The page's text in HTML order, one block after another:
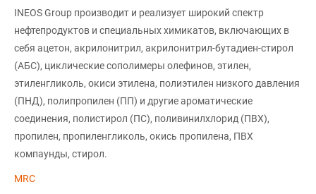
INEOS Group производит и реализует широкий спектр
нефтепродуктов и специальных химикатов, включающих в
себя ацетон, акрилонитрил, акрилонитрил-бутадиен-стирол
(АБС), циклические сополимеры олефинов, этилен,
этиленгликоль, окиси этилена, полиэтилен низкого давления
(ПНД), полипропилен (ПП) и другие ароматические
соединения, полистирол (ПС), поливинилхлорид (ПВХ),
пропилен, пропиленгликоль, окись пропилена, ПВХ
компаунды, стирол.
MRC